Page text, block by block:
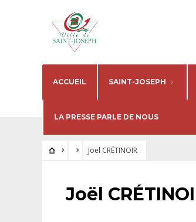
ACCUEIL SAINT-JOSEPH
LA PRESSE PARLE DE NOUS
Joël CRÉTINOIR
Joël